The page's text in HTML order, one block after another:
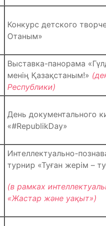
Конкурс детского
Отаным»
Выставка-панорама
менің Қазақстаным!»
Республики)
День документального
«#RepublikDay»
Интеллектуально-
турнир «Туған жерім –
(в рамках
«Жастар және уақыт»)